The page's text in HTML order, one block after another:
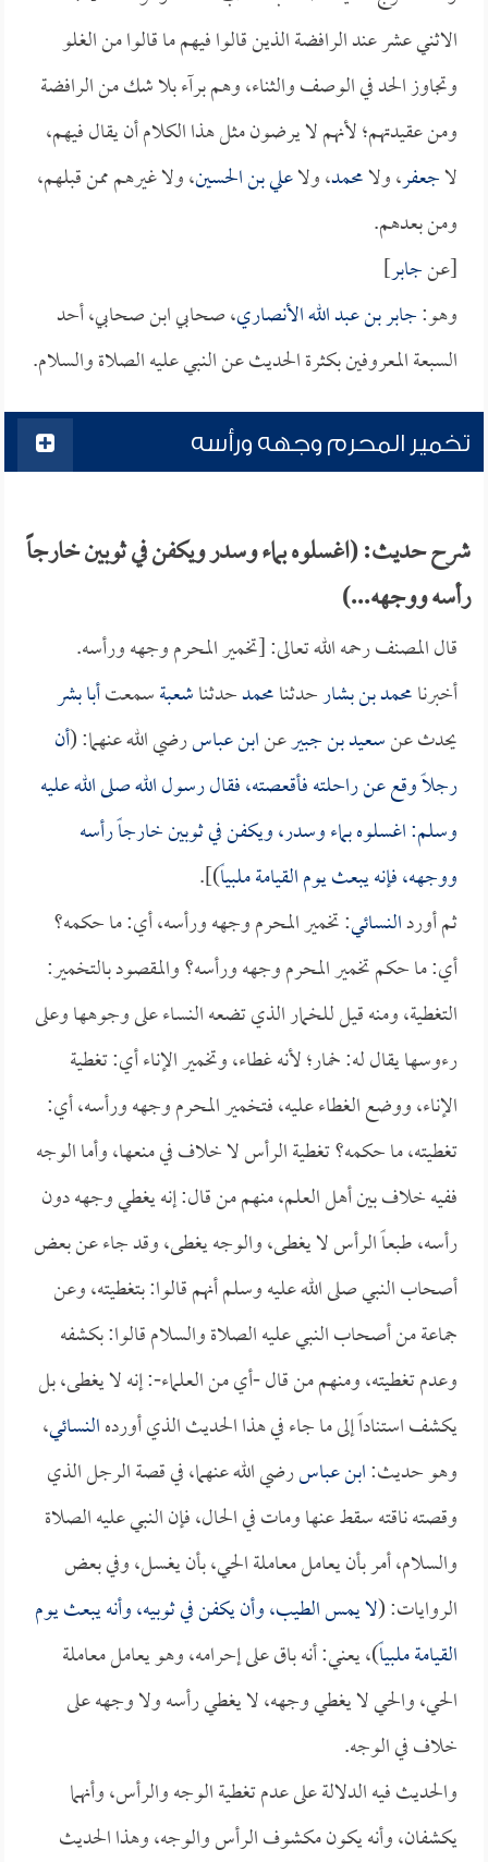
الاثني عشر عند الرافضة الذين قالوا فيهم ما قالوا من الغلو
وتجاوز الحد في الوصف والثناء، وهم برآء بلا شك من الرافضة
ومن عقيدتهم؛ لأنهم لا يرضون مثل هذا الكلام أن يقال فيهم،
لاجعفر، ولامحمد، ولاعلي بن الحسين، ولا غيرهم ممن قبلهم،
ومن بعدهم.
[عنجابر]
وهو:جابر بن عبد الله الأنصاري، صحابي ابن صحابي، أحد
السبعة المعروفين بكثرة الحديث عن النبي عليه الصلاة والسلام.
تخمير المحرم وجهه ورأسه
شرح حديث: (اغسلوه بماء وسدر ويكفن في ثوبين خارجاً
رأسه ووجهه...)
قال المصنف رحمه الله تعالى: [تخمير المحرم وجهه ورأسه.
أخبرنامحمد بن بشارحدثنامحمدحدثناشعبةسمعتأبا بشر
يحدث عنسعيد بن جبيرعنابن عباسرضي الله عنهما: (أن
رجلاً وقع عن راحلته فأقعصته، فقال رسول الله صلى الله عليه
وسلم: اغسلوه بماء وسدر، ويكفن في ثوبين خارجاً رأسه
ووجهه، فإنه يبعث يوم القيامة ملبياً)].
ثم أوردالنسائي: تخمير المحرم وجهه ورأسه، أي: ما حكمه؟
أي: ما حكم تخمير المحرم وجهه ورأسه؟ والمقصود بالتخمير:
التغطية، ومنه قيل للخمار الذي تضعه النساء على وجوهها وعلى
رءوسها يقال له: خمار؛ لأنه غطاء، وتخمير الإناء أي: تغطية
الإناء، ووضع الغطاء عليه، فتخمير المحرم وجهه ورأسه، أي:
تغطيته، ما حكمه؟ تغطية الرأس لا خلاف في منعها، وأما الوجه
ففيه خلاف بين أهل العلم، منهم من قال: إنه يغطي وجهه دون
رأسه، طبعاً الرأس لا يغطى، والوجه يغطى، وقد جاء عن بعض
أصحاب النبي صلى الله عليه وسلم أنهم قالوا: بتغطيته، وعن
جماعة من أصحاب النبي عليه الصلاة والسلام قالوا: بكشفه
وعدم تغطيته، ومنهم من قال -أي من العلماء-: إنه لا يغطى، بل
يكشف استناداً إلى ما جاء في هذا الحديث الذي أوردهالنسائي،
وهو حديث:ابن عباسرضي الله عنهما، في قصة الرجل الذي
وقصته ناقته سقط عنها ومات في الحال، فإن النبي عليه الصلاة
والسلام، أمر بأن يعامل معاملة الحي، بأن يغسل، وفي بعض
الروايات: (لا يمس الطيب، وأن يكفن في ثوبيه، وأنه يبعث يوم
القيامة ملبياً)، يعني: أنه باق على إحرامه، وهو يعامل معاملة
الحي، والحي لا يغطي وجهه، لا يغطي رأسه ولا وجهه على
خلاف في الوجه.
والحديث فيه الدلالة على عدم تغطية الوجه والرأس، وأنهما
يكشفان، وأنه يكون مكشوف الرأس والوجه، وهذا الحديث